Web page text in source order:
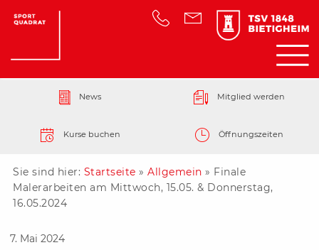
News Mitglied werden
Kurse buchen Öffnungszeiten
Sie sind hier: Startseite » Allgemein » Finale
Malerarbeiten am Mittwoch, 15.05. & Donnerstag,
16.05.2024
7. Mai 2024